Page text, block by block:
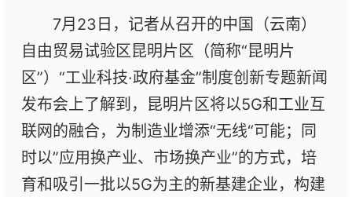
7月23日，记者从召开的中国（云南）
自由贸易试验区昆明片区（简称“昆明片
区”）“工业科技·政府基金”制度创新专题新闻
发布会上了解到，昆明片区将以5G和工业互
联网的融合，为制造业增添“无线“可能；同
时以”应用换产业、市场换产业”的方式，培
育和吸引一批以5G为主的新基建企业，构建